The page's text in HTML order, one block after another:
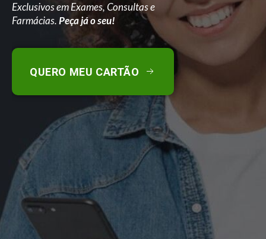
Exclusivos em Exames, Consultas e
Farmácias.Peça já o seu!
QUERO MEU CARTÃO